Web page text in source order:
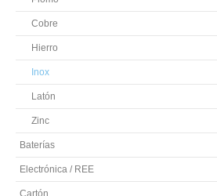
Cobre
Hierro
Inox
Latón
Zinc
Baterías
Electrónica / REE
Cartón